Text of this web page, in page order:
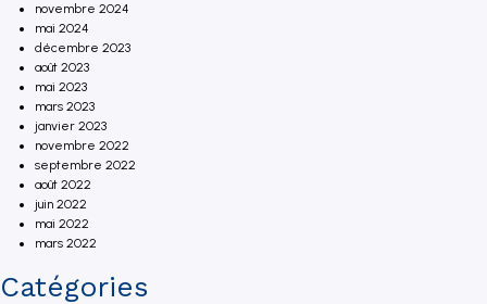
novembre 2024
mai 2024
décembre 2023
août 2023
mai 2023
mars 2023
janvier 2023
novembre 2022
septembre 2022
août 2022
juin 2022
mai 2022
mars 2022
Catégories